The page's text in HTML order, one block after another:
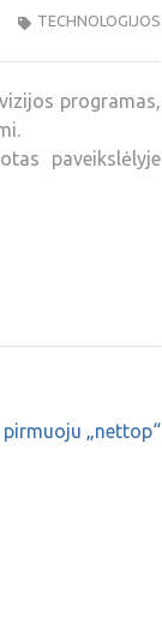
TECHNOLOGIJOS
programas,
paveikslėlyje
pirmuoju „nettop“